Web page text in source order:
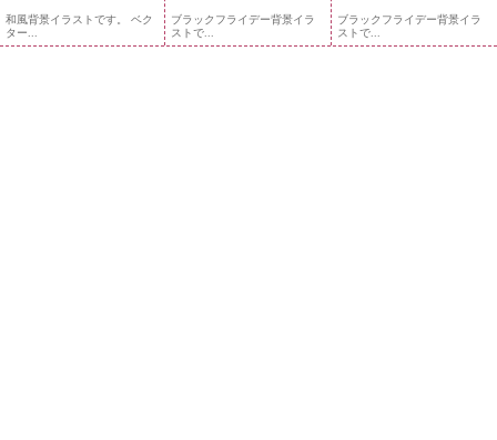
和風背景イラストです。 ベク
ター...
ブラックフライデー背景イラ
ストで...
ブラックフライデー背景イラ
ストで...